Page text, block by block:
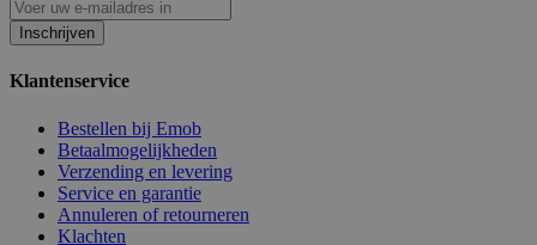
Inschrijven
Klantenservice
Bestellen bij Emob
Betaalmogelijkheden
Verzending en levering
Service en garantie
Annuleren of retourneren
Klachten